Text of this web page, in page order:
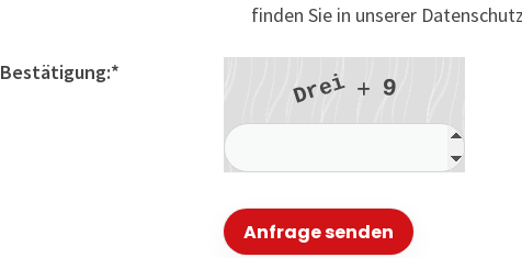
finden Sie in unserer
Bestätigung:*
Drei 9